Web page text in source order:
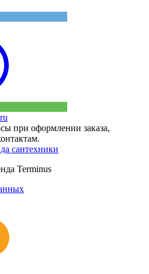
при оформлении заказа,
Terminus